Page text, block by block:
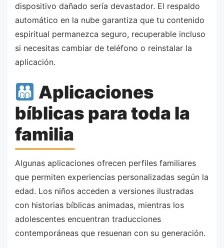
dispositivo dañado sería devastador. El respaldo
automático en la nube garantiza que tu contenido
espiritual permanezca seguro, recuperable incluso
si necesitas cambiar de teléfono o reinstalar la
aplicación.
Aplicaciones
bíblicas para toda la
familia
Algunas aplicaciones ofrecen perfiles familiares
que permiten experiencias personalizadas según la
edad. Los niños acceden a versiones ilustradas
con historias bíblicas animadas, mientras los
adolescentes encuentran traducciones
contemporáneas que resuenan con su generación.